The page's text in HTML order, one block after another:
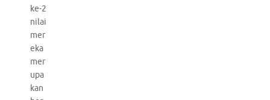
ke-2
nilai
mer
eka
mer
upa
kan